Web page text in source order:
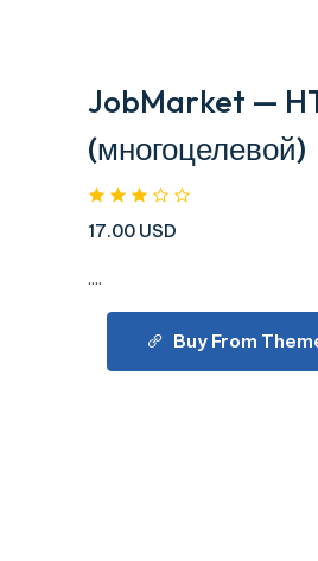
JobMarket —
(многоцелевой)
17.00 USD
....
Buy From